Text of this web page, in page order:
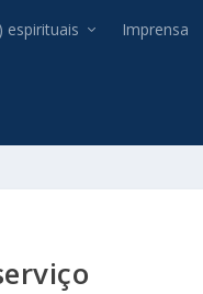
espirituais Imprensa